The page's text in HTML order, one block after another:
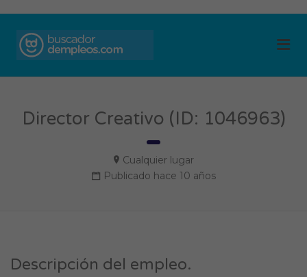
Director Creativo (ID: 1046963)
Cualquier lugar
Publicado hace 10 años
Descripción del empleo.